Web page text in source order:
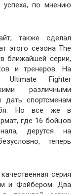
по мнению
также сделал
этого сезона The
ближайшей серии,
и тренеров. На
Fighter
различными
спортсменам
Но все же в
где 16 бойцов
дерутся на
теперь
серия
и Фэйбером. Два